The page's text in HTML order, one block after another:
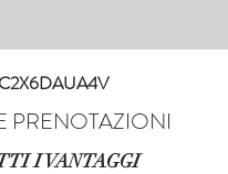
PRENOTAZIONI
I VANTAGGI